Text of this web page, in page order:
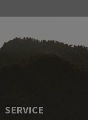
SERVICE